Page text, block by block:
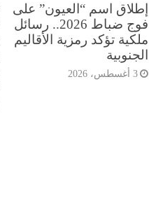
إطلاق اسم “العيون” على
فوج ضباط 2026.. رسائل
ملكية تؤكد رمزية الأقاليم
الجنوبية
3 أغسطس، 2026